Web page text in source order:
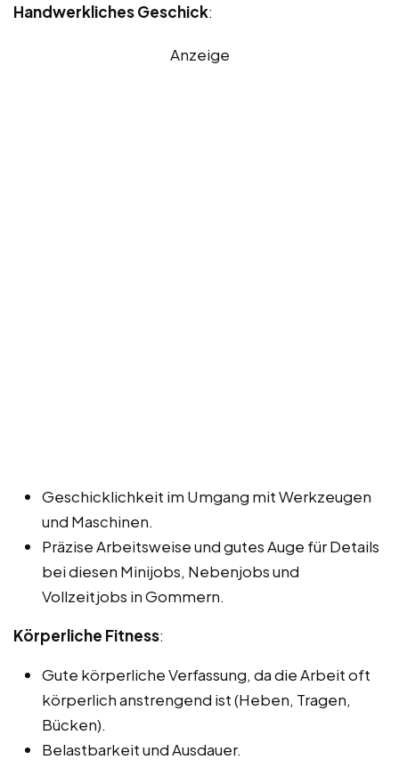
Handwerkliches Geschick:
Anzeige
Geschicklichkeit im Umgang mit Werkzeugen
und Maschinen.
Präzise Arbeitsweise und gutes Auge für Details
bei diesen Minijobs, Nebenjobs und
Vollzeitjobs in Gommern.
Körperliche Fitness:
Gute körperliche Verfassung, da die Arbeit oft
körperlich anstrengend ist (Heben, Tragen,
Bücken).
Belastbarkeit und Ausdauer.